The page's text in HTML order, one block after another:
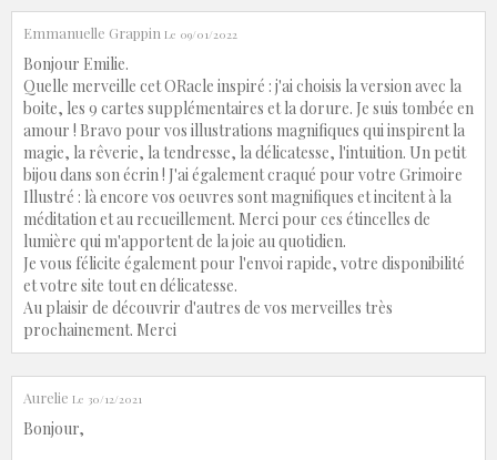
Emmanuelle Grappin Le 09/01/2022
Bonjour Emilie.
Quelle merveille cet ORacle inspiré : j'ai choisis la version avec la
boite, les 9 cartes supplémentaires et la dorure. Je suis tombée en
amour ! Bravo pour vos illustrations magnifiques qui inspirent la
magie, la rêverie, la tendresse, la délicatesse, l'intuition. Un petit
bijou dans son écrin ! J'ai également craqué pour votre Grimoire
Illustré : là encore vos oeuvres sont magnifiques et incitent à la
méditation et au recueillement. Merci pour ces étincelles de
lumière qui m'apportent de la joie au quotidien.
Je vous félicite également pour l'envoi rapide, votre disponibilité
et votre site tout en délicatesse.
Au plaisir de découvrir d'autres de vos merveilles très
prochainement. Merci
Aurelie Le 30/12/2021
Bonjour,